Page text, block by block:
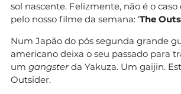
sol nascente. Felizmente, não é o caso
pelo nosso filme da semana: ‘The
Num Japão do pós segunda grande
americano deixa o seu passado para
um gangsterda Yakuza. Um gaijin.
Outsider.